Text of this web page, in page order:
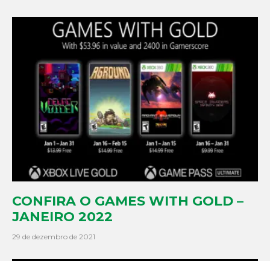
CONFIRA O GAMES WITH GOLD –
JANEIRO 2022
29 de dezembro de 2021